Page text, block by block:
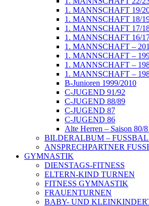
1. MANNSCHAFT 19/
1. MANNSCHAFT 18/
1. MANNSCHAFT 17/
1. MANNSCHAFT 16/
1. MANNSCHAFT –
1. MANNSCHAFT –
1. MANNSCHAFT –
1. MANNSCHAFT –
B-Junioren 1999/2010
C-JUGEND 91/92
C-JUGEND 88/89
C-JUGEND 87
C-JUGEND 86
Alte Herren – Saison 80/
BILDERALBUM –
ANSPRECHPARTNER
GYMNASTIK
DIENSTAGS-FITNESS
ELTERN-KIND TURNEN
FITNESS GYMNASTIK
FRAUENTURNEN
BABY- UND